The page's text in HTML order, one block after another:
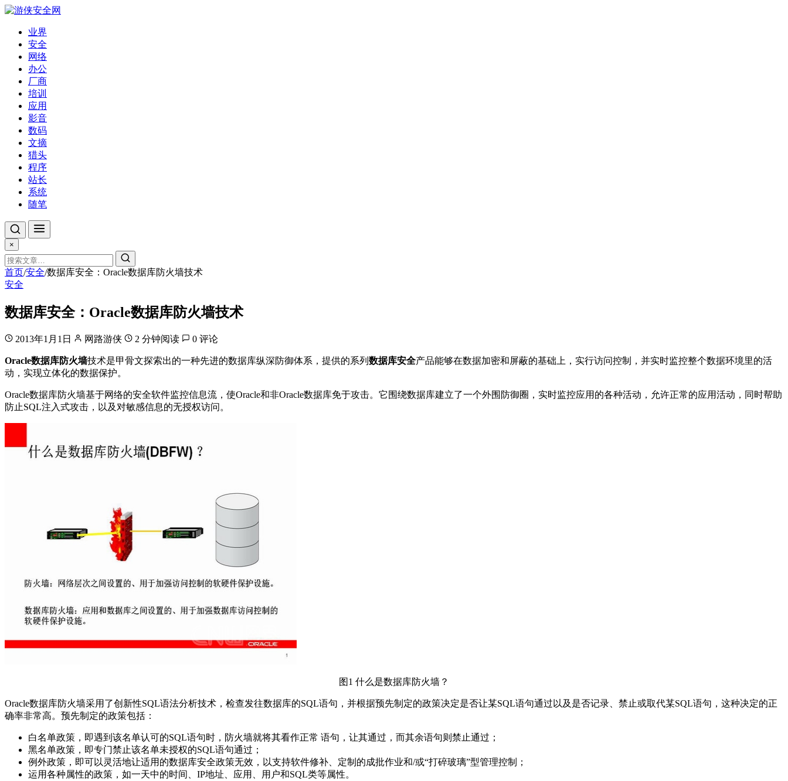
业界
安全
网络
办公
厂商
培训
应用
影音
数码
文摘
猎头
程序
站长
系统
随笔
×
首页/安全/数据库安全：Oracle数据库防火墙技术
安全
数据库安全：Oracle数据库防火墙技术
2013年1月1日 网路游侠 2 分钟阅读 0 评论
Oracle数据库防火墙技术是甲骨文探索出的一种先进的数据库纵深防御体系，提供的系列 数据库安全产品能够在数据加密和屏蔽的基础上，实行访问控制，并实时监控整个数据环境里的活
动，实现立体化的数据保护。
Oracle数据库防火墙基于网络的安全软件监控信息流，使Oracle和非Oracle数据库免于攻击。它围绕数据库建立了一个外围防御圈，实时监控应用的各种活动，允许正常的应用活动，同时帮助
防止SQL注入式攻击，以及对敏感信息的无授权访问。
图1 什么是数据库防火墙？
Oracle数据库防火墙采用了创新性SQL语法分析技术，检查发往数据库的SQL语句，并根据预先制定的政策决定是否让某SQL语句通过以及是否记录、禁止或取代某SQL语句，这种决定的正
确率非常高。预先制定的政策包括：
白名单政策，即遇到该名单认可的SQL语句时，防火墙就将其看作正常 语句，让其通过，而其余语句则禁止通过；
黑名单政策，即专门禁止该名单未授权的SQL语句通过；
例外政策，即可以灵活地让适用的数据库安全政策无效，以支持软件修补、定制的成批作业和/或“打碎玻璃”型管理控制；
运用各种属性的政策，如一天中的时间、IP地址、应用、用户和SQL类等属性。